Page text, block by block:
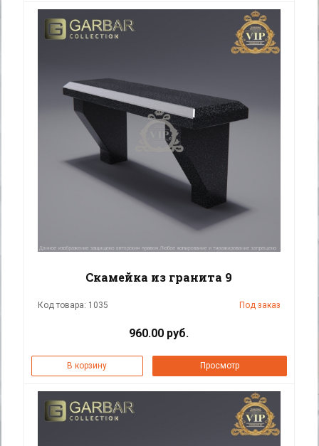
Скамейка из гранита 9
Код товара: 1035 Под заказ
960.00 руб.
В корзину Просмотр